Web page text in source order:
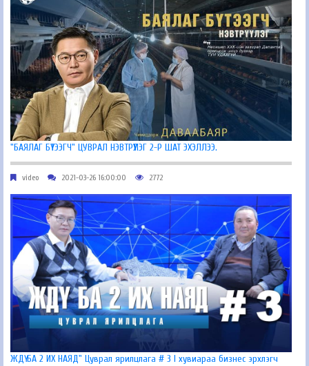
"БАЯЛАГ БҮТЭЭГЧ" ЦУВРАЛ НЭВТРҮҮЛЭГ 2-Р ШАТ ЭХЭЛЛЭЭ.
video 2021-03-26 16:00:00 2772
ЖДҮ БА 2 ИХ НАЯД" Цуврал ярилцлага # 3 I хувиараа бизнес эрхлэгч